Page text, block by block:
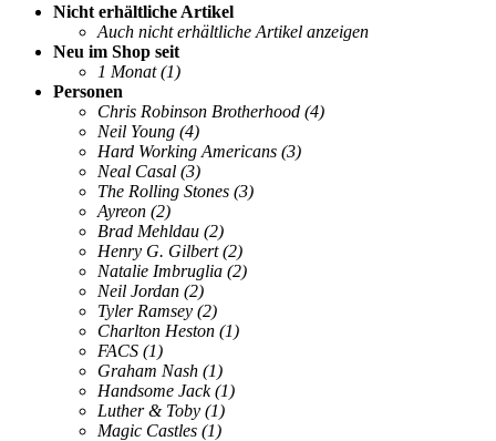
Nicht erhältliche Artikel
Auch nicht erhältliche Artikel anzeigen
Neu im Shop seit
1 Monat (1)
Personen
Chris Robinson Brotherhood (4)
Neil Young (4)
Hard Working Americans (3)
Neal Casal (3)
The Rolling Stones (3)
Ayreon (2)
Brad Mehldau (2)
Henry G. Gilbert (2)
Natalie Imbruglia (2)
Neil Jordan (2)
Tyler Ramsey (2)
Charlton Heston (1)
FACS (1)
Graham Nash (1)
Handsome Jack (1)
Luther & Toby (1)
Magic Castles (1)